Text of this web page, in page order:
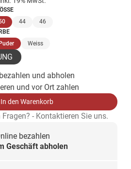
(ausgewählt)
44
46
(ausgewählt)
Weiss
und abholen
und vor Ort zahlen
den Warenkorb
- Kontaktieren Sie uns.
bezahlen
Geschäft abholen